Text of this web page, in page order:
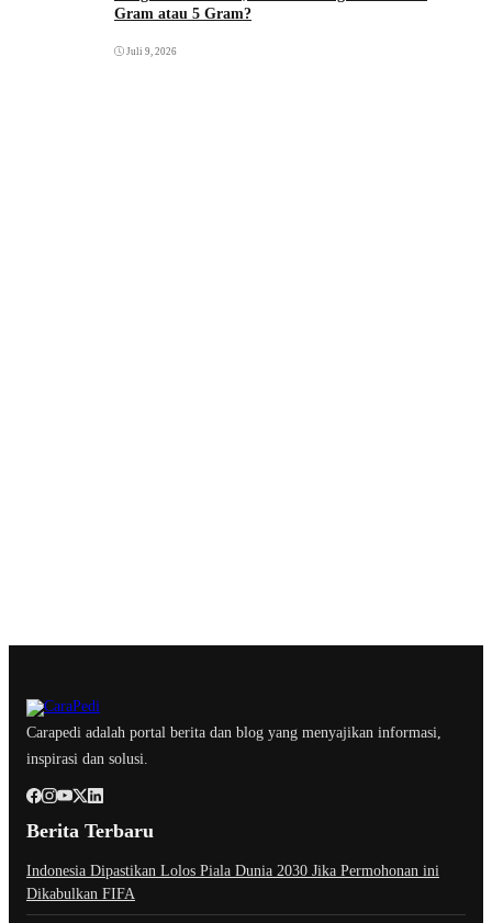
Gram atau 5 Gram?
Juli 9, 2026
Carapedi adalah portal berita dan blog yang menyajikan informasi,
inspirasi dan solusi.
Berita Terbaru
Indonesia Dipastikan Lolos Piala Dunia 2030 Jika Permohonan ini
Dikabulkan FIFA